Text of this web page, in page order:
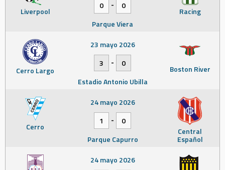
Liverpool Racing
0 -
0
Parque Viera
Cerro Largo Boston River
23 mayo 2026
3
-
0
Estadio Antonio Ubilla
Cerro Central
Español
24 mayo 2026
1
-
0
Parque Capurro
24 mayo 2026